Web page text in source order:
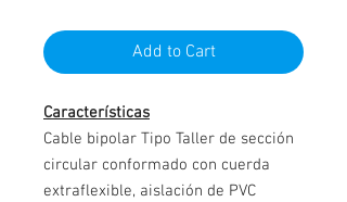
Add to Cart
Características
Cable bipolar Tipo Taller de sección
circular conformado con cuerda
extraflexible, aislación de PVC